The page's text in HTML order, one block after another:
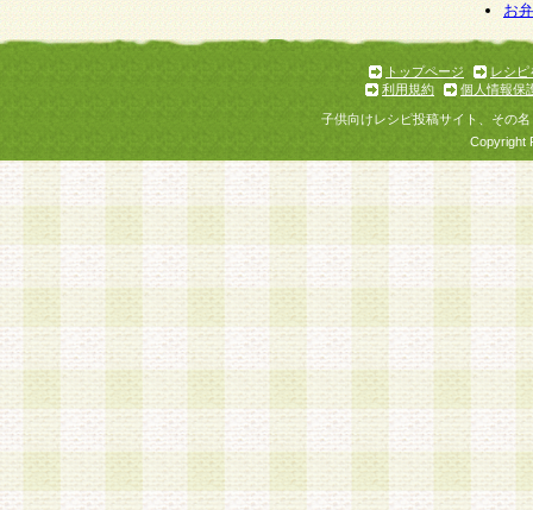
お
トップページ
レシピ
利用規約
個人情報保
子供向けレシピ投稿サイト、その
Copyright